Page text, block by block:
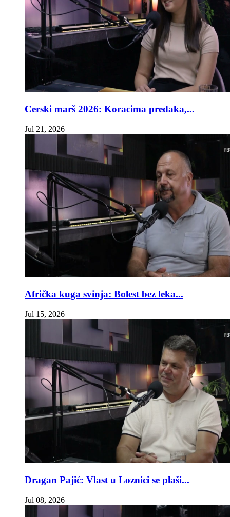
Cerski marš 2026: Koracima predaka,...
Jul 21, 2026
Afrička kuga svinja: Bolest bez leka...
Jul 15, 2026
Dragan Pajić: Vlast u Loznici se plaši...
Jul 08, 2026